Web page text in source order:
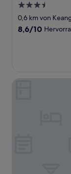
3.5-
Sterne-
Unterkunft
0,6 km von
8.6
8,6/10